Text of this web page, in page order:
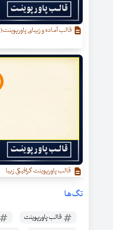
قالب آماده و زیبای پاورپوینت(15)
قالب پاورپوینت گرافیکی زیبا
تگ‌ها
قالب پاورپوینت